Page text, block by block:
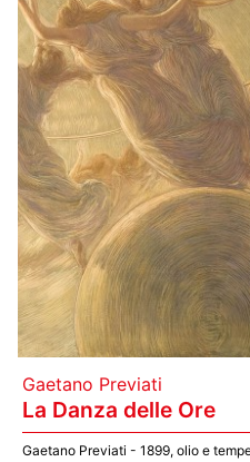
Gaetano Previati
La Danza delle Ore
Gaetano Previati - 1899, olio e